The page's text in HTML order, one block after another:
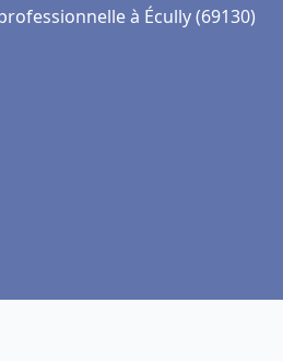
à Écully (69130)